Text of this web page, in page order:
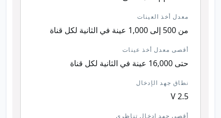
معدل أخذ العينات
من 500 إلى 1,000 عينة في الثانية لكل قناة
أقصى معدل أخذ عينات
حتى 16,000 عينة في الثانية لكل قناة
نطاق جهد الإدخال
2.5 V
أقصى جهد إدخال تناظري